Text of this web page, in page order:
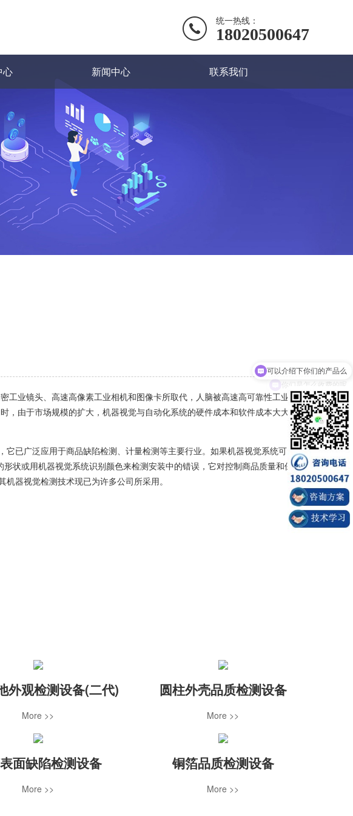
统一热线：
18020500647
心 新闻中心 联系我们
业镜头、高速高像素工业相机和图像卡所取代，人脑被高速高可靠性工业计算机
由于市场规模的扩大，机器视觉与自动化系统的硬件成本和软件成本大大降低，
已广泛应用于商品缺陷检测、计量检测等主要行业。如果机器视觉系统可以用来
状或用机器视觉系统识别颜色来检测安装中的错误，它对控制商品质量和保证商品
器视觉检测技术现已为许多公司所采用。
外观检测设备(二代)
More >>
圆柱外壳品质检测设备
More >>
面缺陷检测设备
More >>
铜箔品质检测设备
More >>
你们是怎么收费的呢